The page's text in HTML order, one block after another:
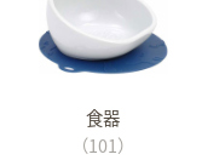
食器
（101）